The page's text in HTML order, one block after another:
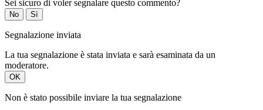
Sei sicuro di voler segnalare questo commento?
No Sì
Segnalazione inviata
La tua segnalazione è stata inviata e sarà esaminata da un
moderatore.
OK
Non è stato possibile inviare la tua segnalazione